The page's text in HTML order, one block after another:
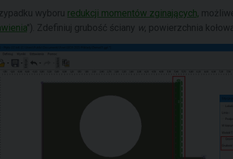
wyboru redukcji momentów zginających,
"). Zdefiniuj grubość ściany w, powierzchnia